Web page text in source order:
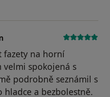
fazety na horní
velmi spokojená s
podrobně seznámil s
a bezbolestně.